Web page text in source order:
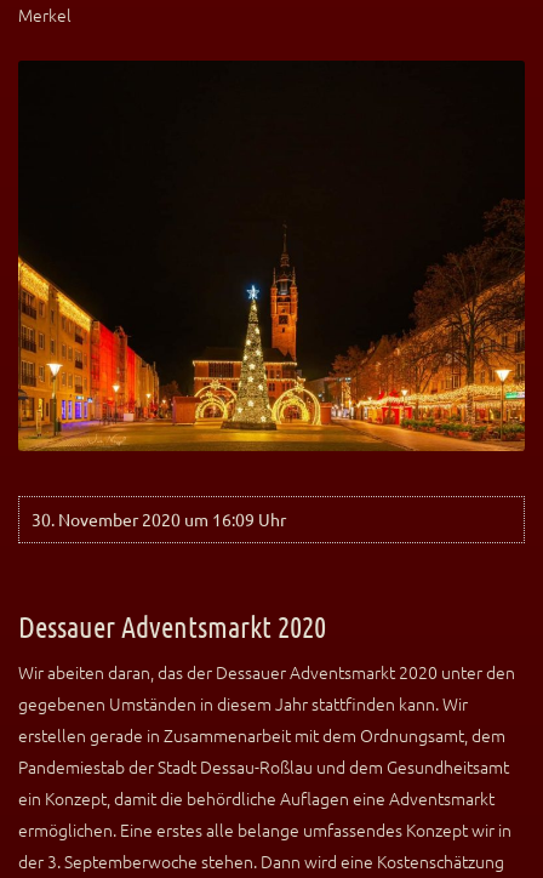
Merkel
30. November 2020 um 16:09 Uhr
Dessauer Adventsmarkt 2020
Wir abeiten daran, das der Dessauer Adventsmarkt 2020 unter den
gegebenen Umständen in diesem Jahr stattfinden kann. Wir
erstellen gerade in Zusammenarbeit mit dem Ordnungsamt, dem
Pandemiestab der Stadt Dessau-Roßlau und dem Gesundheitsamt
ein Konzept, damit die behördliche Auflagen eine Adventsmarkt
ermöglichen. Eine erstes alle belange umfassendes Konzept wir in
der 3. Septemberwoche stehen. Dann wird eine Kostenschätzung